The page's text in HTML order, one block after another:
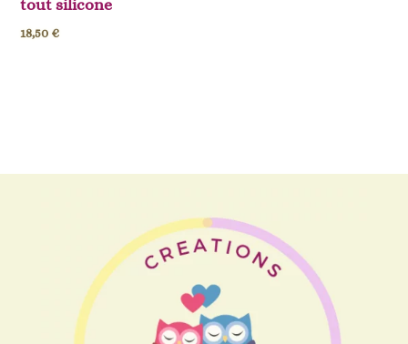
tout silicone
18,50 €